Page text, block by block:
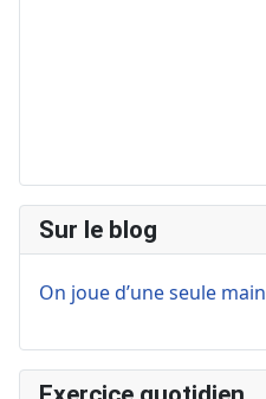
Sur le blog
On joue d’une seule main